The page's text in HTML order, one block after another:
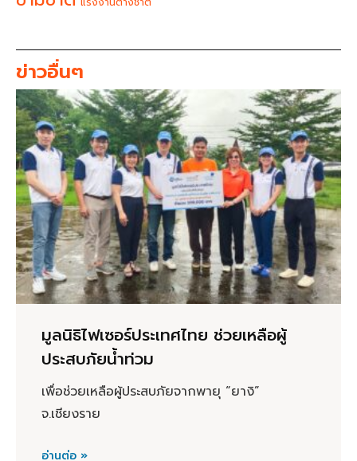
ข่าวอื่นๆ
มูลนิธิไฟเซอร์ประเทศไทย ช่วยเหลือผู้
ประสบภัยน้ำท่วม
เพื่อช่วยเหลือผู้ประสบภัยจากพายุ “ยางิ”
จ.เชียงราย
อ่านต่อ »